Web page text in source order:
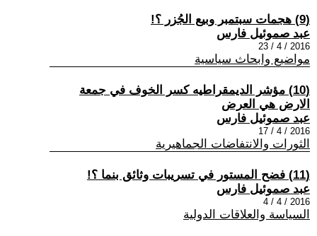
(9) هجمات سبتمبر وبيع الجُزر ؟!
عبد صموئيل فارس
2016 / 4 / 23
مواضيع وابحاث سياسية
(10) مؤشر الديمقراطيه كسر الخوف في جمعة
الارض هي العرض
عبد صموئيل فارس
2016 / 4 / 17
الثورات والانتفاضات الجماهيرية
(11) فضح المستور في تسريبات وثائق بنما ؟!
عبد صموئيل فارس
2016 / 4 / 4
السياسة والعلاقات الدولية